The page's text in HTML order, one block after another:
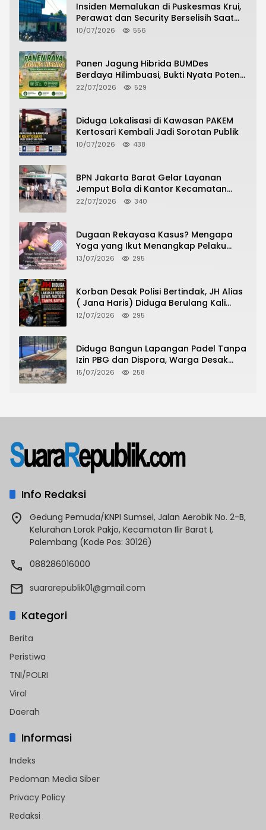
Insiden Memalukan di Puskesmas Krui,
Perawat dan Security Berselisih Saat
Pelayanan Pasien Berlangsung
10/07/2026 556
Panen Jagung Hibrida BUMDes
Berdaya Hilimbuasi, Bukti Nyata Potensi
Pertanian Desa
22/07/2026 529
Diduga Lokalisasi di Kawasan PAKEM
Kertosari Kembali Jadi Sorotan Publik
10/07/2026 438
BPN Jakarta Barat Gelar Layanan
Jemput Bola di Kantor Kecamatan
Grogol Petamburan, Warga Antusias
22/07/2026 340
Dugaan Rekayasa Kasus? Mengapa
Yoga yang Ikut Menangkap Pelaku
Pencurian Toko Ponsel di Pancur Batu
13/07/2026 295
Korban Desak Polisi Bertindak, JH Alias
( Jana Haris) Diduga Berulang Kali
Lakukan Modus Sewa Motor Tanpa
12/07/2026 295
Diduga Bangun Lapangan Padel Tanpa
Izin PBG dan Dispora, Warga Desak
CKTRP dan Dispora Jakarta Barat
15/07/2026 258
Info Redaksi
Gedung Pemuda/KNPI Sumsel, Jalan Aerobik No. 2-B,
Kelurahan Lorok Pakjo, Kecamatan Ilir Barat I,
Palembang (Kode Pos: 30126)
088286016000
suararepublik01@gmail.com
Kategori
Berita
Peristiwa
TNI/POLRI
Viral
Daerah
Informasi
Indeks
Pedoman Media Siber
Privacy Policy
Redaksi